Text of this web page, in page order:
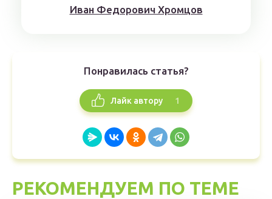
Иван Федорович Хромцов
Понравилась статья?
Лайк автору 1
РЕКОМЕНДУЕМ ПО ТЕМЕ